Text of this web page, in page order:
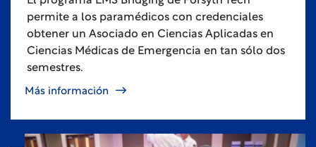
permite a los paramédicos con credenciales
obtener un Asociado en Ciencias Aplicadas en
Ciencias Médicas de Emergencia en tan sólo dos
semestres.
Más información